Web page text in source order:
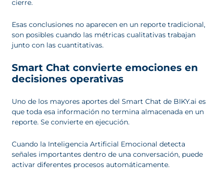
cierre.
Esas conclusiones no aparecen en un reporte tradicional,
son posibles cuando las métricas cualitativas trabajan
junto con las cuantitativas.
Smart Chat convierte emociones en
decisiones operativas
Uno de los mayores aportes del Smart Chat de BIKY.ai es
que toda esa información no termina almacenada en un
reporte. Se convierte en ejecución.
Cuando la Inteligencia Artificial Emocional detecta
señales importantes dentro de una conversación, puede
activar diferentes procesos automáticamente.